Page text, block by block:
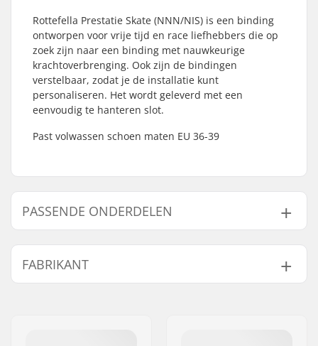
Rottefella Prestatie Skate (NNN/NIS) is een binding
ontworpen voor vrije tijd en race liefhebbers die op
zoek zijn naar een binding met nauwkeurige
krachtoverbrenging. Ook zijn de bindingen
verstelbaar, zodat je de installatie kunt
personaliseren. Het wordt geleverd met een
eenvoudig te hanteren slot.
Past volwassen schoen maten EU 36-39
PASSENDE ONDERDELEN
Vind producten die samen gaan met Rottefella
Xcelerator Junior Skate Ski Bindingen:
FABRIKANT